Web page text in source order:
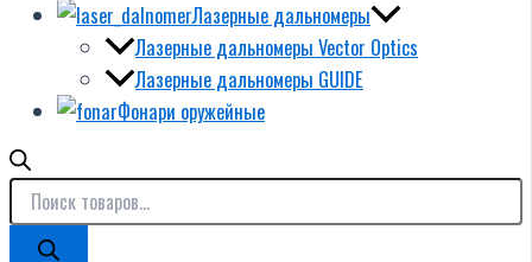
Лазерные дальномеры
Лазерные дальномеры Vector Optics
Лазерные дальномеры GUIDE
Фонари оружейные